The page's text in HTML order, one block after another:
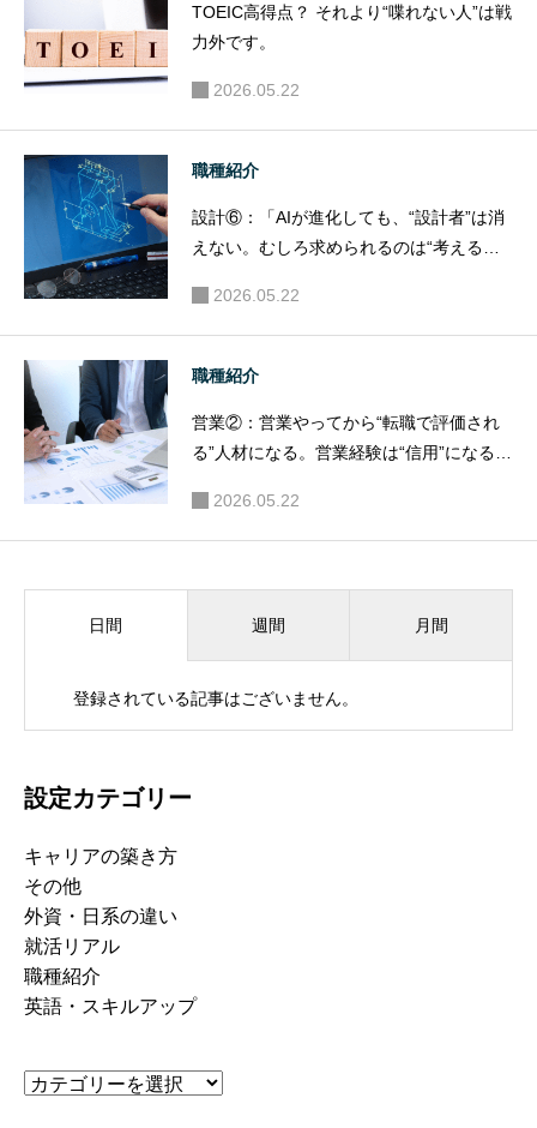
TOEIC高得点？ それより“喋れない人”は戦
力外です。
2026.05.22
職種紹介
設計⑥：「AIが進化しても、“設計者”は消
えない。むしろ求められるのは“考える設
2026.05.22
職種紹介
営業②：営業やってから“転職で評価され
る”人材になる。営業経験は“信用”になる武
2026.05.22
日間 週間 月間
登録されている記事はございません。
設定カテゴリー
キャリアの築き方
その他
外資・日系の違い
就活リアル
職種紹介
英語・スキルアップ